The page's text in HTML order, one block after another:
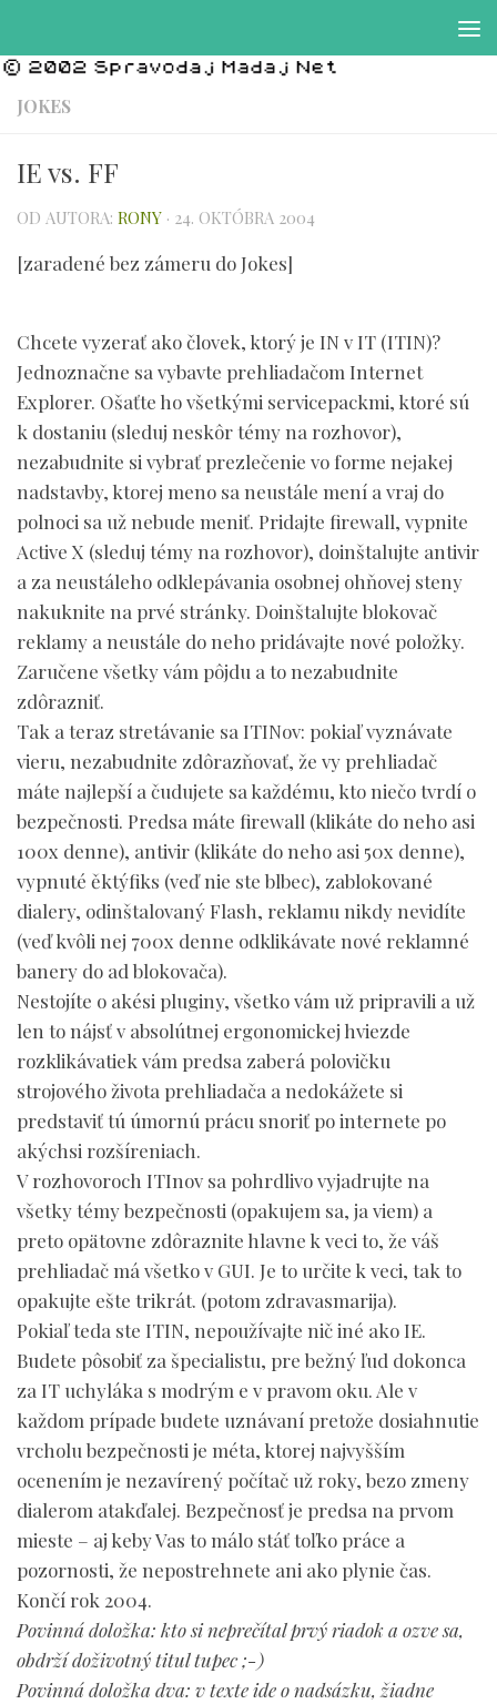
JOKES
IE vs. FF
OD AUTORA: RONY · 24. OKTÓBRA 2004
[zaradené bez zámeru do Jokes]
Chcete vyzerať ako človek, ktorý je IN v IT (ITIN)?
Jednoznačne sa vybavte prehliadačom Internet
Explorer. Ošaťte ho všetkými servicepackmi, ktoré sú
k dostaniu (sleduj neskôr témy na rozhovor),
nezabudnite si vybrať prezlečenie vo forme nejakej
nadstavby, ktorej meno sa neustále mení a vraj do
polnoci sa už nebude meniť. Pridajte firewall, vypnite
Active X (sleduj témy na rozhovor), doinštalujte antivir
a za neustáleho odklepávania osobnej ohňovej steny
nakuknite na prvé stránky. Doinštalujte blokovač
reklamy a neustále do neho pridávajte nové položky.
Zaručene všetky vám pôjdu a to nezabudnite
zdôrazniť.
Tak a teraz stretávanie sa ITINov: pokiaľ vyznávate
vieru, nezabudnite zdôrazňovať, že vy prehliadač
máte najlepší a čudujete sa každému, kto niečo tvrdí o
bezpečnosti. Predsa máte firewall (klikáte do neho asi
100x denne), antivir (klikáte do neho asi 50x denne),
vypnuté ěktýfiks (veď nie ste blbec), zablokované
dialery, odinštalovaný Flash, reklamu nikdy nevidíte
(veď kvôli nej 700x denne odklikávate nové reklamné
banery do ad blokovača).
Nestojíte o akési pluginy, všetko vám už pripravili a už
len to nájsť v absolútnej ergonomickej hviezde
rozklikávatiek vám predsa zaberá polovičku
strojového života prehliadača a nedokážete si
predstaviť tú úmornú prácu snoriť po internete po
akýchsi rozšíreniach.
V rozhovoroch ITInov sa pohrdlivo vyjadrujte na
všetky témy bezpečnosti (opakujem sa, ja viem) a
preto opätovne zdôraznite hlavne k veci to, že váš
prehliadač má všetko v GUI. Je to určite k veci, tak to
opakujte ešte trikrát. (potom zdravasmarija).
Pokiaľ teda ste ITIN, nepoužívajte nič iné ako IE.
Budete pôsobiť za špecialistu, pre bežný ľud dokonca
za IT uchyláka s modrým e v pravom oku. Ale v
každom prípade budete uznávaní pretože dosiahnutie
vrcholu bezpečnosti je méta, ktorej najvyšším
ocenením je nezavírený počítač už roky, bezo zmeny
dialerom atakďalej. Bezpečnosť je predsa na prvom
mieste – aj keby Vas to málo stáť toľko práce a
pozornosti, že nepostrehnete ani ako plynie čas.
Končí rok 2004.
Povinná doložka: kto si neprečítal prvý riadok a ozve sa,
obdrží doživotný titul tupec ;-)
Povinná doložka dva: v texte ide o nadsázku, žiadne